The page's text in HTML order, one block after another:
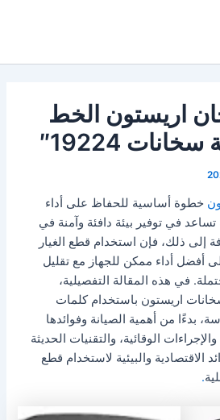
اريستون الخط
19224″
خطوة أساسية للحفاظ على أداء
تساعد في توفير بيئة دافئة وآمنة في
إلى ذلك، فإن استخدام قطع الغيار
أفضل أداء ممكن للجهاز مع تقليل
في هذه المقالة التفصيلية،
اريستون باستخدام كلمات
بدءًا من أهمية الصيانة وفوائدها
الوقائية، والتقنيات الحديثة
الاقتصادية والبيئية لاستخدام قطع
.